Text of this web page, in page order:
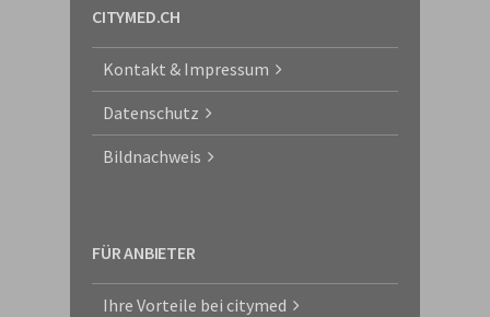
CITYMED.CH
Kontakt & Impressum
Datenschutz
Bildnachweis
FÜR ANBIETER
Ihre Vorteile bei citymed